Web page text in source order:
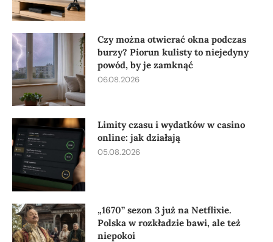
Czy można otwierać okna podczas
burzy? Piorun kulisty to niejedyny
powód, by je zamknąć
06.08.2026
Limity czasu i wydatków w casino
online: jak działają
05.08.2026
„1670” sezon 3 już na Netflixie.
Polska w rozkładzie bawi, ale też
niepokoi